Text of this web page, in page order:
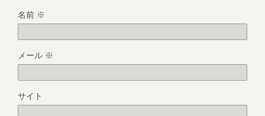
名前 ※
メール ※
サイト